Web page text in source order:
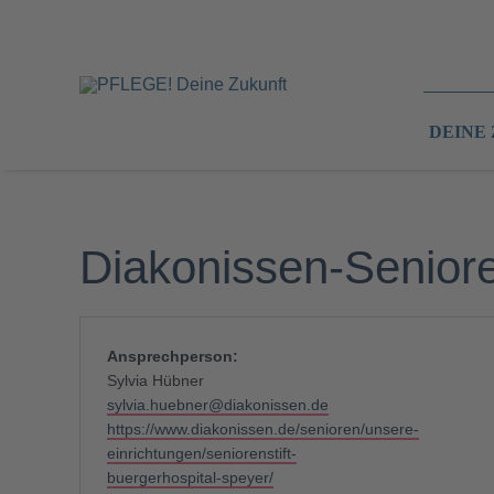
DEINE
Diakonissen-
Ansprechperson:
Sylvia Hübner
Email
sylvia.huebner@diakonissen.de
Webseite
https://www.diakonissen.de/senioren/unsere-
einrichtungen/seniorenstift-
buergerhospital-speyer/